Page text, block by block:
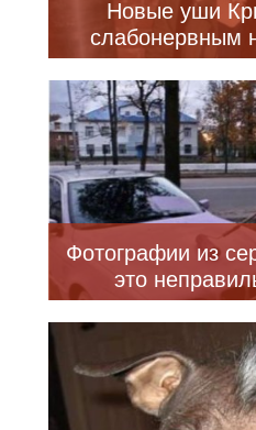
Новые уши
слабонервным
Фотографии из
это